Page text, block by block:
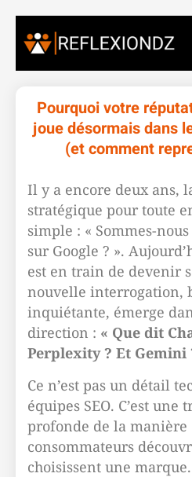
Pourquoi votre
joue désormais dans
(et comment
Il y a encore deux ans,
stratégique pour toute
simple : « Sommes-
sur Google ? ».
est en train de devenir
nouvelle interrogation,
inquiétante, émerge
direction : « Que dit
Perplexity ? Et Gemini
Ce n’est pas un détail
équipes SEO. C’est
profonde de la manière
consommateurs
choisissent une